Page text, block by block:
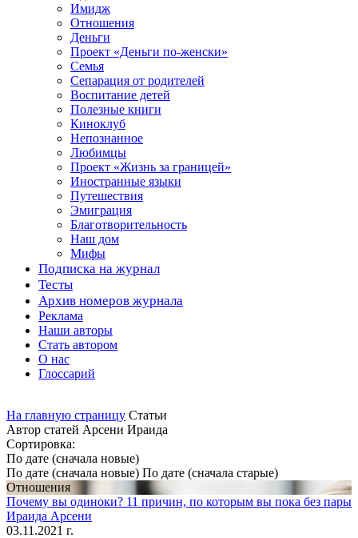
Имидж
Отношения
Деньги
Проект «Деньги по-женски»
Семья
Сепарация от родителей
Воспитание детей
Полезные книги
Киноклуб
Непознанное
Любимцы
Проект «Жизнь за границей»
Иностранные языки
Путешествия
Эмиграция
Благотворительность
Наш дом
Мифы
Подписка на журнал
Тесты
Архив номеров журнала
Реклама
Наши авторы
Стать автором
О нас
Глоссарий
На главную страницу Статьи
Автор статей Арсени Ираида
Cортировка:
По дате (сначала новые)
По дате (сначала новые) По дате (сначала старые)
Отношения
Почему вы одиноки? 11 причин, по которым вы пока без пары
Ираида Арсени
03.11.2021 г.